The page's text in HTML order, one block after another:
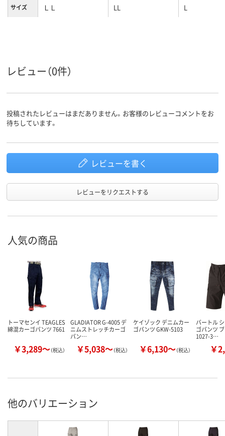
サイズ ＬＬ LL L
レビュー（0件）
投稿されたレビューはまだありません。お客様のレビューコメントをお
待ちしています。
レビューを書く
レビューをリクエストする
人気の商品
トーマセンイ TEAGLES
綿混カーゴパンツ 7661
￥3,289～（税込）
GLADIATOR G-4005 デ
ニムストレッチカーゴ
パン…
￥5,038～（税込）
ケイゾック デニムカー
ゴパンツ GKW-5103
￥6,130～（税込）
バートル
ゴパンツ
1027-3…
￥
他のバリエーション